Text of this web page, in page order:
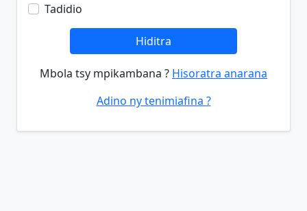
Tadidio
Hiditra
Mbola tsy mpikambana ? Hisoratra anarana
Adino ny tenimiafina ?